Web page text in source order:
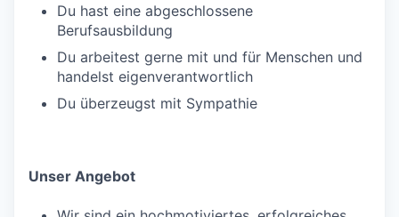
Du hast eine abgeschlossene
Berufsausbildung
Du arbeitest gerne mit und für Menschen und
handelst eigenverantwortlich
Du überzeugst mit Sympathie
Unser Angebot